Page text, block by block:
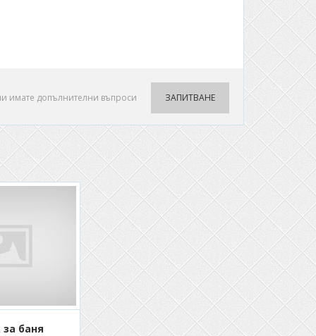
ЗАПИТВАНЕ
имате допълнителни въпроси
баня